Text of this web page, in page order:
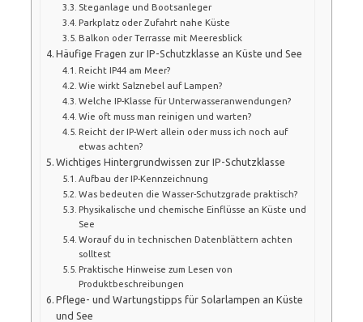
Steganlage und Bootsanleger
Parkplatz oder Zufahrt nahe Küste
Balkon oder Terrasse mit Meeresblick
Häufige Fragen zur IP-Schutzklasse an Küste und See
Reicht IP44 am Meer?
Wie wirkt Salznebel auf Lampen?
Welche IP-Klasse für Unterwasseranwendungen?
Wie oft muss man reinigen und warten?
Reicht der IP-Wert allein oder muss ich noch auf
etwas achten?
Wichtiges Hintergrundwissen zur IP-Schutzklasse
Aufbau der IP-Kennzeichnung
Was bedeuten die Wasser-Schutzgrade praktisch?
Physikalische und chemische Einflüsse an Küste und
See
Worauf du in technischen Datenblättern achten
solltest
Praktische Hinweise zum Lesen von
Produktbeschreibungen
Pflege- und Wartungstipps für Solarlampen an Küste
und See